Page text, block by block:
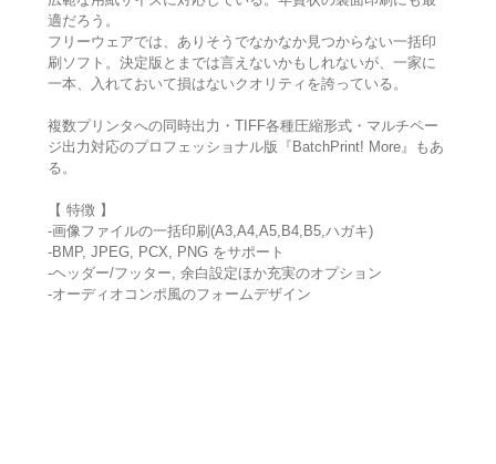
適だろう。
フリーウェアでは、ありそうでなかなか見つからない一括印
刷ソフト。決定版とまでは言えないかもしれないが、一家に
一本、入れておいて損はないクオリティを誇っている。
複数プリンタへの同時出力・TIFF各種圧縮形式・マルチペー
ジ出力対応のプロフェッショナル版『BatchPrint! More』もあ
る。
【 特徴 】
-画像ファイルの一括印刷(A3,A4,A5,B4,B5,ハガキ)
-BMP, JPEG, PCX, PNG をサポート
-ヘッダー/フッター, 余白設定ほか充実のオプション
-オーディオコンポ風のフォームデザイン